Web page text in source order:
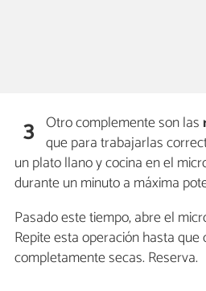
3 Otro complemente son las
que para trabajarlas
un plato llano y cocina en el
durante un minuto a máxima
Pasado este tiempo, abre el
Repite esta operación hasta
completamente secas. Reserva.